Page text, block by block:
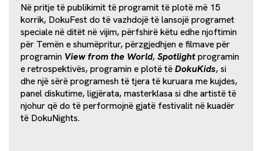
Në pritje të publikimit të programit të plotë më 15
korrik, DokuFest do të vazhdojë të lansojë programet
speciale në ditët në vijim, përfshirë këtu edhe njoftimin
për Temën e shumëpritur, përzgjedhjen e filmave për
programin View from the World,Spotlightprogramin
e retrospektivës, programin e plotë tëDokuKids, si
dhe një sërë programesh të tjera të kuruara me kujdes,
panel diskutime, ligjërata, masterklasa si dhe artistë të
njohur që do të performojnë gjatë festivalit në kuadër
të DokuNights.